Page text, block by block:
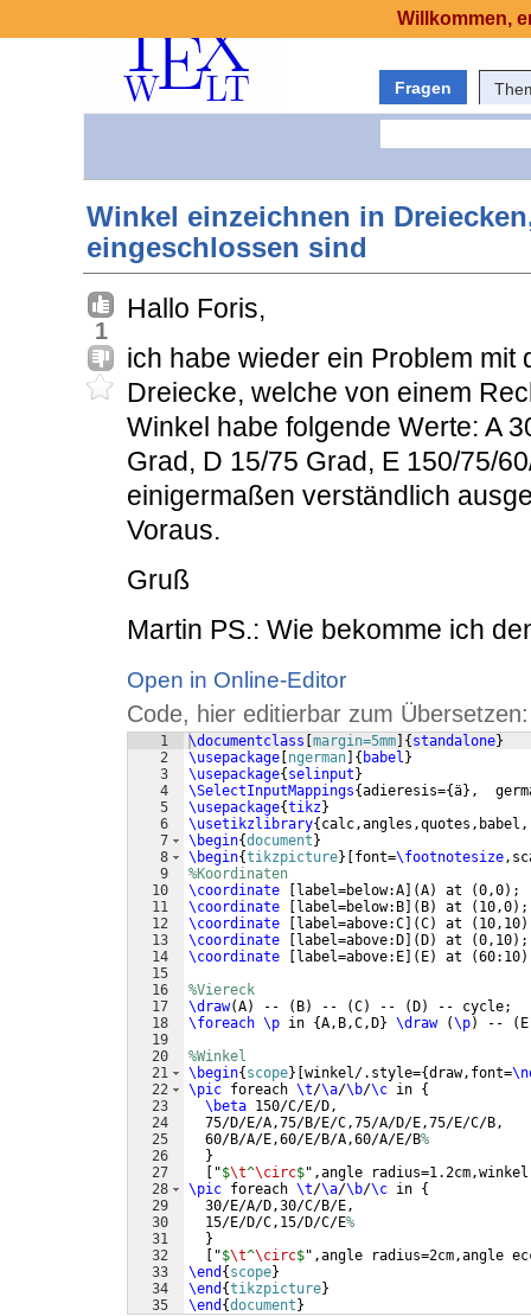
Fragen
Winkel einzeichnen in
eingeschlossen sind
1
Hallo Foris,
ich habe wieder ein Problem
Dreiecke, welche von einem
Winkel habe folgende Werte: A
Grad, D 15/75 Grad, E 150/75/
einigermaßen verständlich
Voraus.
Gruß
Martin PS.: Wie bekomme ich
Open in Online-Editor
Code, hier editierbar zum Übersetzen:
1
2
3
4
5
6
7
8
9
10
11
12
13
14
15
16
17
18
19
20
21
22
23
24
25
26
27
28
29
30
31
32
33
34
35
\documentclass margin=5mm { standalone}
\usepackage ngerman { babel }
\usepackage{ selinput }
\SelectInputMappings{adieresis={ä} ,
\usepackage{tikz}
\usetikzlibrary{
\begin{document }
\begin{tikzpicture} font=\footnotesize
%Koordinaten
\coordinate
label=below:A (A) at (0,0) ;
\coordinate
label=below:B ( B) at ( 10,0) ;
\coordinate
label=above:C (C) at ( 10,10)
\coordinate
label=above:D ( D) at (0,10) ;
\coordinate
label=above:E ( E) at (60:10)
%Viereck
\draw(A) -- ( B) -- (C) -- ( D)
-- cycle;
\foreach \p in {A,B,C,D} \draw (\p) -- ( E
%Winkel
\begin{ scope} winkel/.style={draw,font=
\pic foreach \t/\a/\b/\c in {
\beta 150/C/E/D,
  75/D/E/A,75/B/E/C,75/A/D/E,75/E/C/B,
  60/B/A/E,60/E/B/A,60/A/E/B
%
}
"$\t^\circ$",angle radius=1.2cm,winkel
\pic foreach \t/\a/\b/\c in {
  30/E/A/D,30/C/B/E,
  15/E/D/C,15/D/C/E
%
}
"$\t^\circ$",angle radius=2cm,angle
\end { scope}
\end {tikzpicture}
\end {document }
Willkommen,